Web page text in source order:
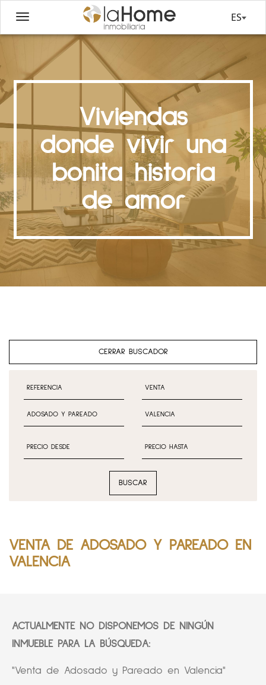
ES
Viviendas
donde vivir una
bonita historia
de amor
CERRAR BUSCADOR
BUSCAR
VENTA DE ADOSADO Y PAREADO EN
VALENCIA
ACTUALMENTE NO DISPONEMOS DE NINGÚN
INMUEBLE PARA LA BÚSQUEDA:
"Venta de Adosado y Pareado en Valencia"